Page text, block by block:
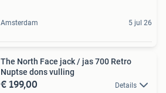
Amsterdam 5 jul 26
The North Face jack / jas 700 Retro
Nuptse dons vulling
€ 199,00 Details